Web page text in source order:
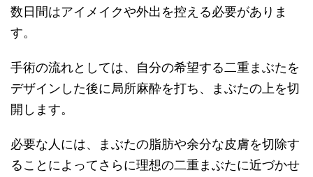
数日間はアイメイクや外出を控える必要がありま
す。
手術の流れとしては、自分の希望する二重まぶたを
デザインした後に局所麻酔を打ち、まぶたの上を切
開します。
必要な人には、まぶたの脂肪や余分な皮膚を切除す
ることによってさらに理想の二重まぶたに近づかせ